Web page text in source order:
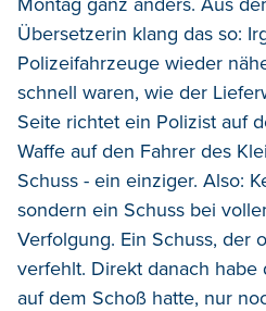
Übersetzerin klang das so:
Polizeifahrzeuge wieder
schnell waren, wie der
Seite richtet ein Polizist auf
Waffe auf den Fahrer des
Schuss - ein einziger. Also:
sondern ein Schuss bei
Verfolgung. Ein Schuss, der
verfehlt. Direkt danach habe
auf dem Schoß hatte, nur